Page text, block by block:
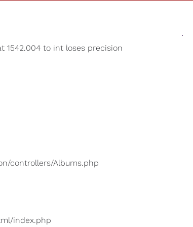
1542.004 to int loses precision
controllers/Albums.php
index.php
Playlists Sons